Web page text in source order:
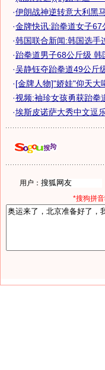
·伊朗战神逆转意大利黑
·金牌快讯:跆拳道女子67
·韩国联合新闻:韩国选手
·跆拳道男子68公斤级 韩
·吴静钰夺跆拳道49公斤
·[金牌人物]"娇娃"仰天大
·视频:袖珍女孩勇获跆拳
·埃斯皮诺萨大秀中文逗
用户：
*搜狗拼